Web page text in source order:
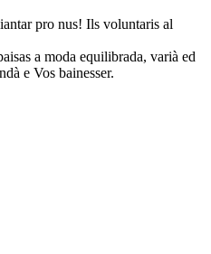
pro nus! Ils voluntaris al
a moda equilibrada, varià ed
e Vos bainesser.